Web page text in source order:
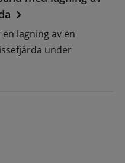
lagning av en
under